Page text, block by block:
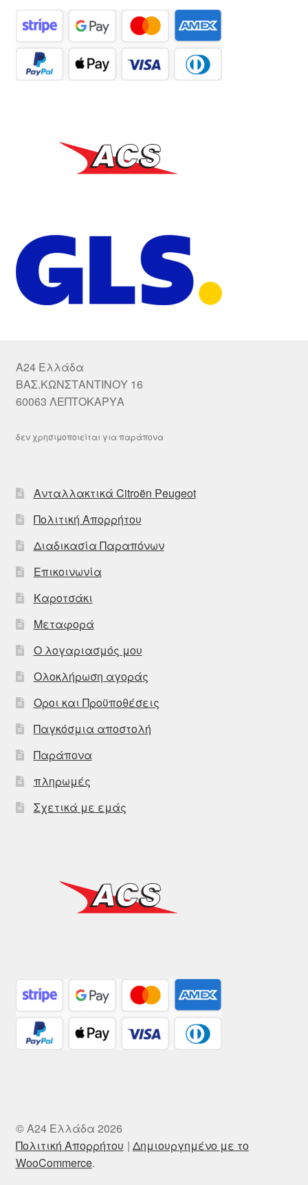
A24 Ελλάδα
ΒΑΣ.ΚΩΝΣΤΑΝΤΙΝΟΥ 16
60063 ΛΕΠΤΟΚΑΡΥΑ
δεν χρησιμοποιείται για παράπονα
Ανταλλακτικά Citroën Peugeot
Πολιτική Απορρήτου
Διαδικασία Παραπόνων
Επικοινωνία
Καροτσάκι
Μεταφορά
Ο λογαριασμός μου
Ολοκλήρωση αγοράς
Οροι και Προϋποθέσεις
Παγκόσμια αποστολή
Παράπονα
πληρωμές
Σχετικά με εμάς
© A24 Ελλάδα 2026
Πολιτική Απορρήτου
Δημιουργημένο με το
WooCommerce.